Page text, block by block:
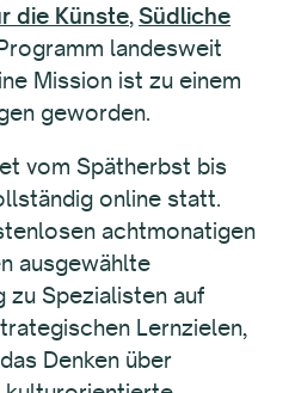
die Künste,Südliche
landesweit
Mission ist zu einem
geworden.
vom Spätherbst bis
online statt.
achtmonatigen
ausgewählte
zu Spezialisten auf
Lernzielen,
Denken über